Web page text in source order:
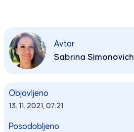
Avtor
Sabrina Simonovich
Objavljeno
13. 11. 2021, 07:21
Posodobljeno